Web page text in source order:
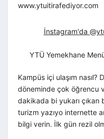
www.ytuitirafediyor.com
İnstagram'da
YTÜ Yemekhane
Kampüs içi ulaşım
döneminde çok öğrencu
dakikada bi yukarı
turizm yazıyo internette
bilgi verin. İlk gün rezil